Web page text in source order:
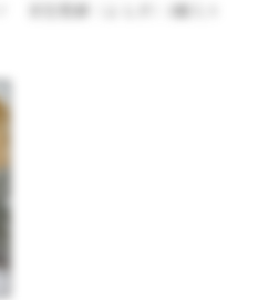
京生麩餅（よもぎ）3個入り